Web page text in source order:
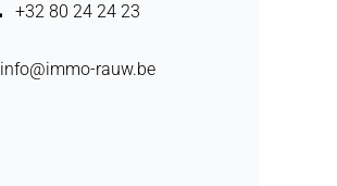
+32 80 24 24 23
info@immo-rauw.be